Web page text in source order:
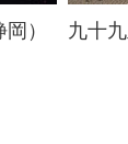
） 九十